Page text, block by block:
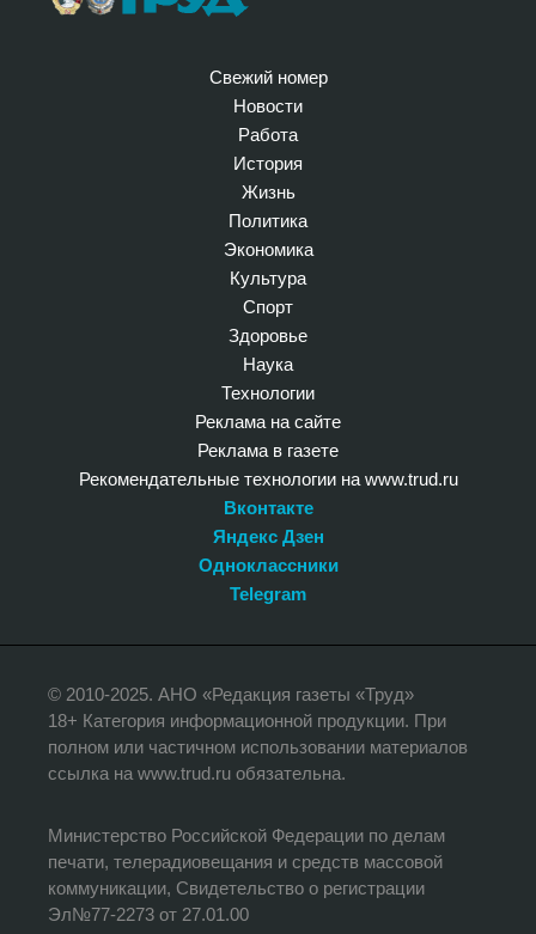
Свежий номер
Новости
Работа
История
Жизнь
Политика
Экономика
Культура
Спорт
Здоровье
Наука
Технологии
Реклама на сайте
Реклама в газете
Рекомендательные технологии на www.trud.ru
Вконтакте
Яндекс Дзен
Одноклассники
Telegram
© 2010-2025. АНО «Редакция газеты «Труд»
18+ Категория информационной продукции. При
полном или частичном использовании материалов
ссылка на www.trud.ru обязательна.
Министерство Российской Федерации по делам
печати, телерадиовещания и средств массовой
коммуникации, Свидетельство о регистрации
Эл№77-2273 от 27.01.00